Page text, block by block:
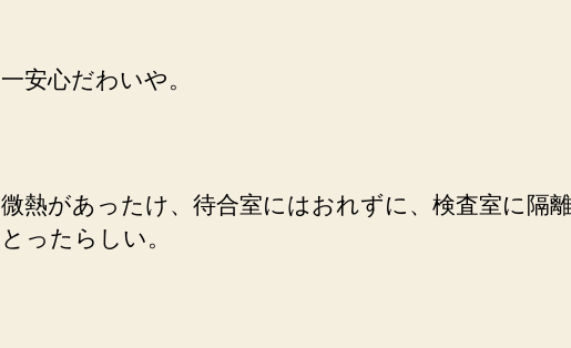
一安心だわいや。
微熱があったけ、待合室にはおれずに、検査室に隔
とったらしい。